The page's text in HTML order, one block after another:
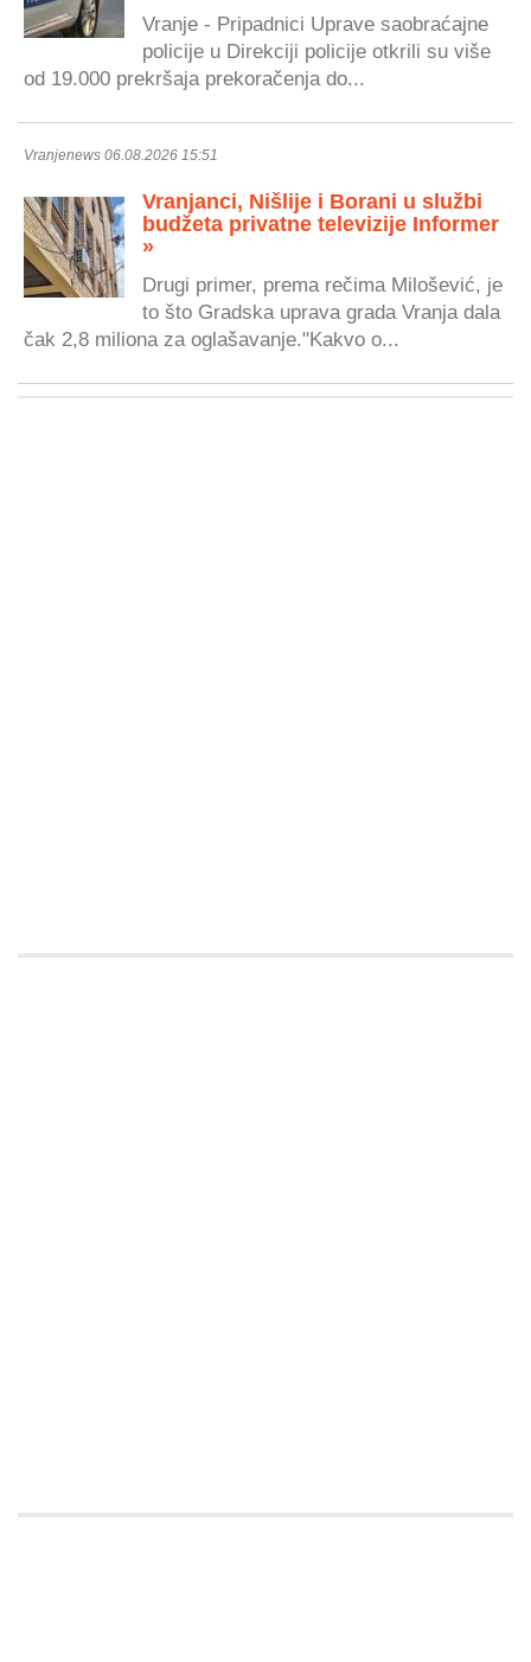
Vranje - Pripadnici Uprave saobraćajne
policije u Direkciji policije otkrili su više
od 19.000 prekršaja prekoračenja do...
Vranjenews 06.08.2026 15:51
Vranjanci, Nišlije i Borani u službi
budžeta privatne televizije Informer
»
Drugi primer, prema rečima Milošević, je
to što Gradska uprava grada Vranja dala
čak 2,8 miliona za oglašavanje."Kakvo o...